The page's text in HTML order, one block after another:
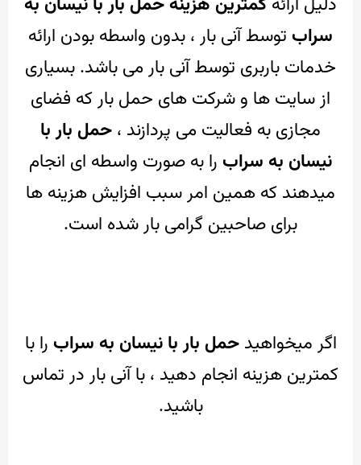
سراب توسط آنی بار ، بدون واسطه بودن ارائه
خدمات باربری توسط آنی بار می باشد. بسیاری
از سایت ها و شرکت های حمل بار که فضای
مجازی به فعالیت می پردازند ، حمل بار با
نیسان به سراب را به صورت واسطه ای انجام
میدهند که همین امر سبب افزایش هزینه ها
برای صاحبین گرامی بار شده است.
اگر میخواهیدحمل بار با نیسان به سراب را با
کمترین هزینه انجام دهید ، با آنی بار در تماس
باشید.